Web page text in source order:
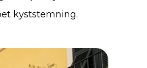
kyststemning.